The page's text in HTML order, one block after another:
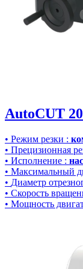
AutoCUT
• Режим резки :
• Прецизионная
• Исполнение :
• Максимальный
• Диаметр
• Скорость
• Мощность